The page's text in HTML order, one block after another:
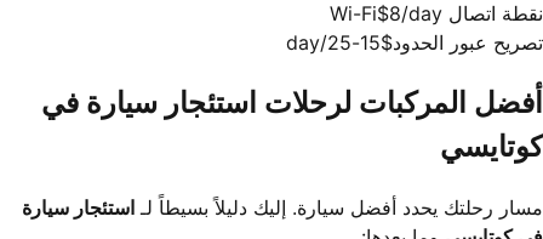
نقطة اتصال Wi-Fi $8/day
تصريح عبور الحدود$15-25/day
أفضل المركبات لرحلات استئجار سيارة في
كوتايسي
مسار رحلتك يحدد أفضل سيارة. إليك دليلاً بسيطاً لـ استئجار سيارة